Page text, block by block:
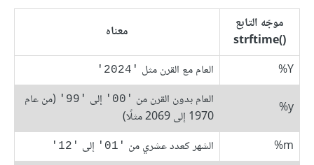
موجّه التابع
strftime()‎
معناه
‎%Y العام مع القرن مثل '2024'
‎%y العام بدون القرن من '00' إلى '99'
(من عام
1970 إلى 2069 مثلًا)
‎%m
الشهر كعدد عشري من '01' إلى '12'